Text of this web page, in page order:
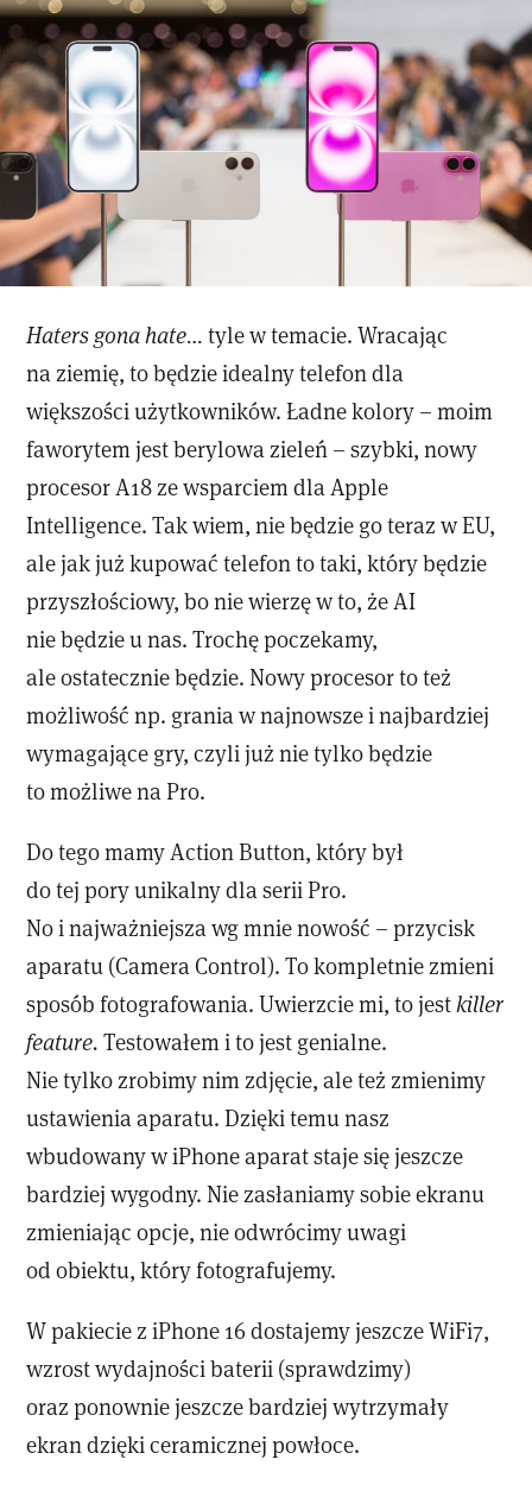
Haters gona hate… tyle w temacie. Wracając
na ziemię, to będzie idealny telefon dla
większości użytkowników. Ładne kolory – moim
faworytem jest berylowa zieleń – szybki, nowy
procesor A18 ze wsparciem dla Apple
Intelligence. Tak wiem, nie będzie go teraz w EU,
ale jak już kupować telefon to taki, który będzie
przyszłościowy, bo nie wierzę w to, że AI
nie będzie u nas. Trochę poczekamy,
ale ostatecznie będzie. Nowy procesor to też
możliwość np. grania w najnowsze i najbardziej
wymagające gry, czyli już nie tylko będzie
to możliwe na Pro.
Do tego mamy Action Button, który był
do tej pory unikalny dla serii Pro.
No i najważniejsza wg mnie nowość – przycisk
aparatu (Camera Control). To kompletnie zmieni
sposób fotografowania. Uwierzcie mi, to jestkiller
feature. Testowałem i to jest genialne.
Nie tylko zrobimy nim zdjęcie, ale też zmienimy
ustawienia aparatu. Dzięki temu nasz
wbudowany w iPhone aparat staje się jeszcze
bardziej wygodny. Nie zasłaniamy sobie ekranu
zmieniając opcje, nie odwrócimy uwagi
od obiektu, który fotografujemy.
W pakiecie z iPhone 16 dostajemy jeszcze WiFi7,
wzrost wydajności baterii (sprawdzimy)
oraz ponownie jeszcze bardziej wytrzymały
ekran dzięki ceramicznej powłoce.